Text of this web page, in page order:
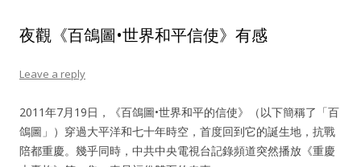
夜觀《百鴿圖•世界和平信使》有感
Leave a reply
2011年7月19日，《百鴿圖•世界和平的信使》（以下簡稱了「百
鴿圖」）穿過大平洋和七十年時空，首度回到它的誕生地，抗戰
陪都重慶。幾乎同時，中共中央電視台記錄頻道突然播放《重慶